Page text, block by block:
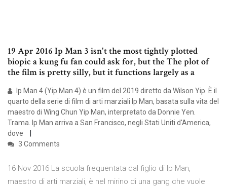
19 Apr 2016 Ip Man 3 isn't the most tightly plotted
biopic a kung fu fan could ask for, but the The plot of
the film is pretty silly, but it functions largely as a
Ip Man 4 (Yip Man 4) è un film del 2019 diretto da Wilson Yip. È il
quarto della serie di film di arti marziali Ip Man, basata sulla vita del
maestro di Wing Chun Yip Man, interpretato da Donnie Yen.
Trama. Ip Man arriva a San Francisco, negli Stati Uniti d'America,
dove
3 Comments
16 Nov 2016 La scuola frequentata dal figlio di Ip Man,
maestro di arti marziali, è nel mirino di una gang che vuole